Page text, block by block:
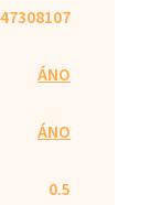
ÁNO
ÁNO
0.5